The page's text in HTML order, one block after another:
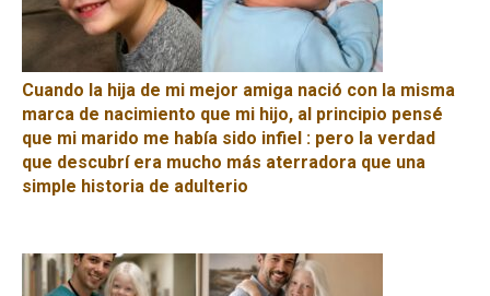
Cuando la hija de mi mejor amiga nació con la misma
marca de nacimiento que mi hijo, al principio pensé
que mi marido me había sido infiel : pero la verdad
que descubrí era mucho más aterradora que una
simple historia de adulterio